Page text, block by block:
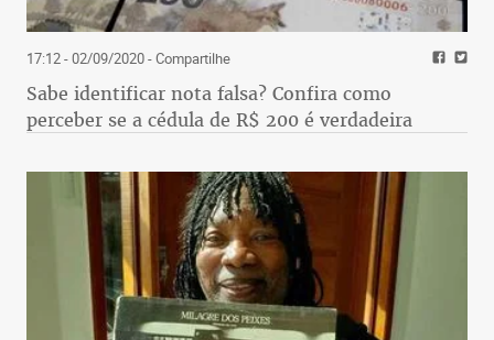
17:12 - 02/09/2020- Compartilhe
Sabe identificar nota falsa? Confira como
perceber se a cédula de R$ 200 é verdadeira